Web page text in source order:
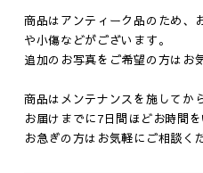
商品はアンティーク品のため、
や小傷などがございます。
追加のお写真をご希望の方はお
商品はメンテナンスを施してか
お届けまでに7日間ほどお時間
お急ぎの方はお気軽にご相談く